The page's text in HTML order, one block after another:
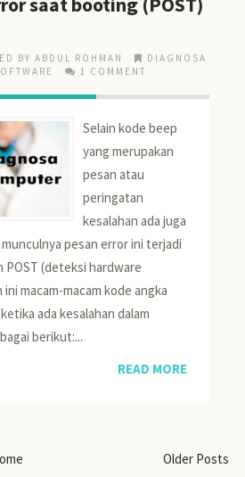
BY ABDUL ROHMAN
DIAGNOSA
1 COMMENT
Selain kode beep
yang merupakan
pesan atau
peringatan
kesalahan ada juga
pesan error ini terjadi
POST (deteksi hardware
macam-macam kode angka
ada kesalahan dalam
berikut:...
READ MORE
Older Posts